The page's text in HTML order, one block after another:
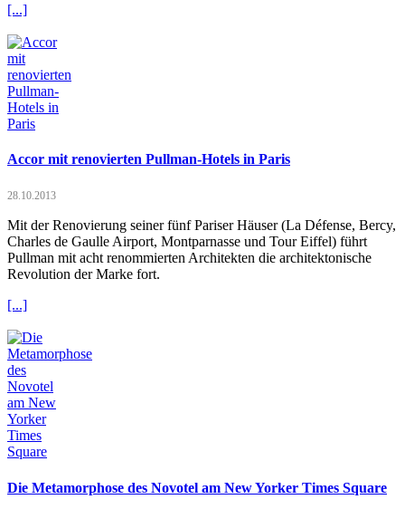
[...]
Accor mit renovierten Pullman-Hotels in Paris
28.10.2013
Mit der Renovierung seiner fünf Pariser Häuser (La Défense, Bercy,
Charles de Gaulle Airport, Montparnasse und Tour Eiffel) führt
Pullman mit acht renommierten Architekten die architektonische
Revolution der Marke fort.
[...]
Die Metamorphose des Novotel am New Yorker Times Square